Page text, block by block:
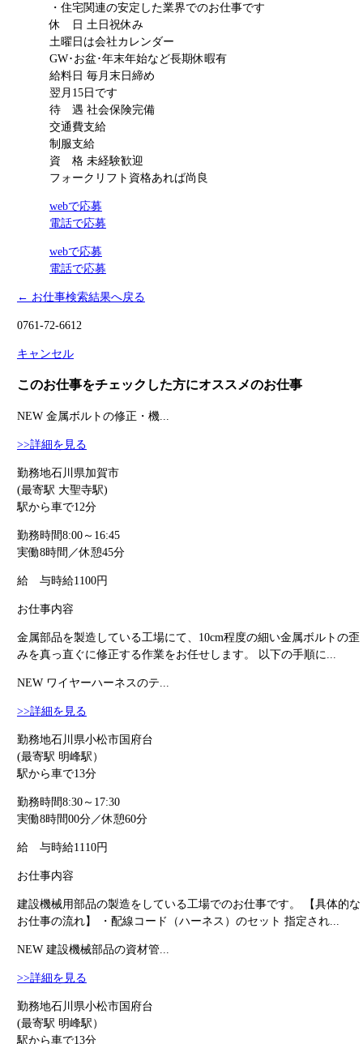
・住宅関連の安定した業界でのお仕事です
休 日 土日祝休み
土曜日は会社カレンダー
GW･お盆･年末年始など長期休暇有
給料日 毎月末日締め
翌月15日です
待 遇 社会保険完備
交通費支給
制服支給
資 格 未経験歓迎
フォークリフト資格あれば尚良
webで応募
電話で応募
webで応募
電話で応募
← お仕事検索結果へ戻る
0761-72-6612
キャンセル
このお仕事をチェックした方にオススメのお仕事
NEW金属ボルトの修正・機...
>>詳細を見る
勤務地石川県加賀市
(最寄駅 大聖寺駅)
駅から車で12分
勤務時間8:00～16:45
実働8時間／休憩45分
給 与時給1100円
お仕事内容
金属部品を製造している工場にて、10cm程度の細い金属ボルトの歪
みを真っ直ぐに修正する作業をお任せします。 以下の手順に...
NEWワイヤーハーネスのテ...
>>詳細を見る
勤務地石川県小松市国府台
(最寄駅 明峰駅）
駅から車で13分
勤務時間8:30～17:30
実働8時間00分／休憩60分
給 与時給1110円
お仕事内容
建設機械用部品の製造をしている工場でのお仕事です。 【具体的な
お仕事の流れ】 ・配線コード（ハーネス）のセット 指定され...
NEW建設機械部品の資材管...
>>詳細を見る
勤務地石川県小松市国府台
(最寄駅 明峰駅）
駅から車で13分